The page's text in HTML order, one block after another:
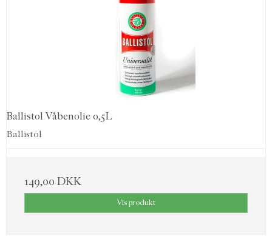
Ballistol Våbenolie 0,5L
Ballistol
149,00 DKK
Vis produkt